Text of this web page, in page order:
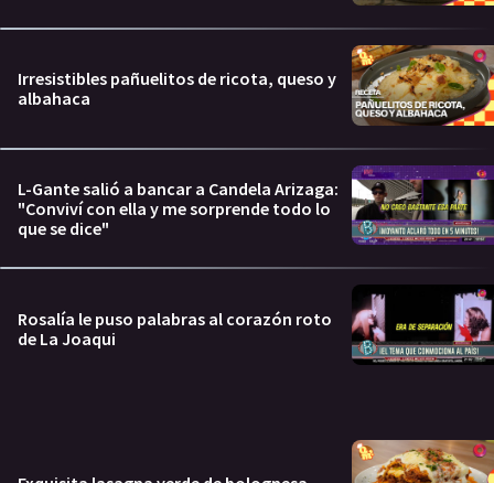
Irresistibles pañuelitos de ricota, queso y
albahaca
L-Gante salió a bancar a Candela Arizaga:
"Conviví con ella y me sorprende todo lo
que se dice"
Rosalía le puso palabras al corazón roto
de La Joaqui